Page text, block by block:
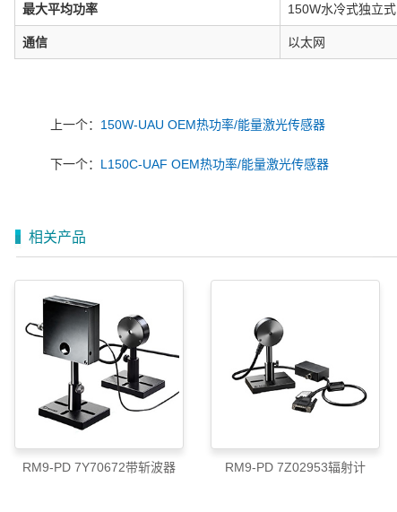
最大平均功率 150W水冷式独立式
通信 以太网
上一个： 150W-UAU OEM热功率/能量激光传感器
下一个： L150C-UAF OEM热功率/能量激光传感器
相关产品
RM9-PD 7Y70672带斩波器 RM9-PD 7Z02953辐射计